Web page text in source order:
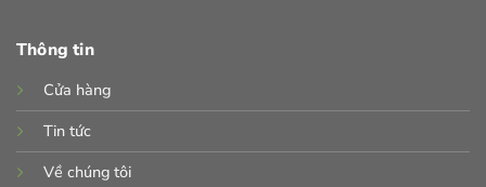
Thông tin
Cửa hàng
Tin tức
Về chúng tôi